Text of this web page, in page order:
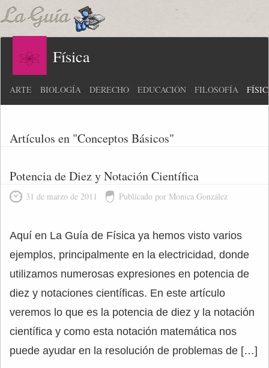
Física
ARTE BIOLOGÍA DERECHO EDUCACIÓN FILOSOFÍA
Artículos en "Conceptos Básicos"
Potencia de Diez y Notación Científica
31 de marzo de 2011 Publicado por Monica González
Aquí en La Guía de Física ya hemos visto varios
ejemplos, principalmente en la electricidad, donde
utilizamos numerosas expresiones en potencia de
diez y notaciones científicas. En este artículo
veremos lo que es la potencia de diez y la notación
científica y como esta notación matemática nos
puede ayudar en la resolución de problemas de […]